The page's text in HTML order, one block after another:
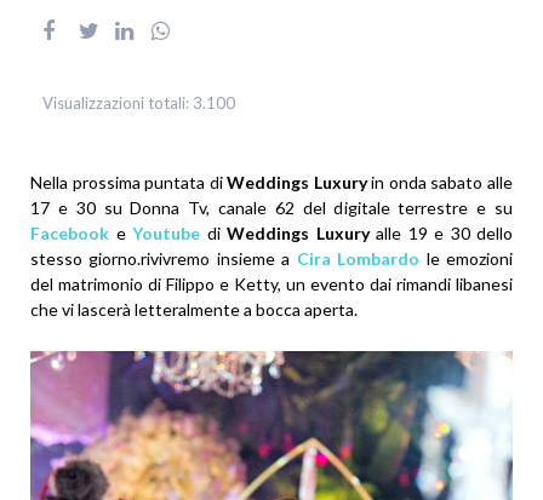
Visualizzazioni totali: 3.100
Nella prossima puntata diWeddings Luxuryin onda sabato alle
17 e 30 su Donna Tv, canale 62 del digitale terrestre e su
Facebook e Youtube di Weddings Luxuryalle 19 e 30 dello
stesso giorno.rivivremo insieme a Cira Lombardo le emozioni
del matrimonio di Filippo e Ketty, un evento dai rimandi libanesi
che vi lascerà letteralmente a bocca aperta.